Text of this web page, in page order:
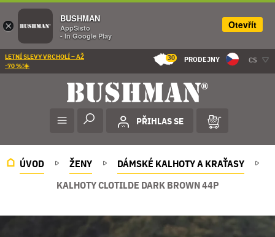
LETNÍ SLEVY VRCHOLÍ – AŽ
-70 %!☀️
30 PRODEJNY CS
PŘIHLAS SE
ÚVOD ŽENY
DÁMSKÉ KALHOTY A KRAŤASY
KALHOTY CLOTILDE DARK BROWN 44P
×
BUSHMAN
AppSisto
- In Google Play
Otevřít